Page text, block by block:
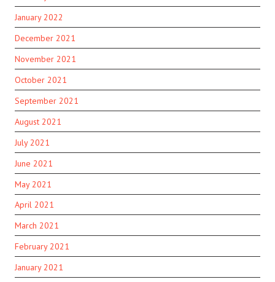
January 2022
December 2021
November 2021
October 2021
September 2021
August 2021
July 2021
June 2021
May 2021
April 2021
March 2021
February 2021
January 2021